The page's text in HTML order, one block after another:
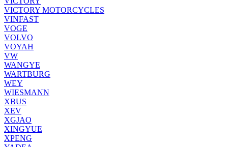
VICTORY MOTORCYCLES
VINFAST
VOGE
VOLVO
VOYAH
VW
WANGYE
WARTBURG
WEY
WIESMANN
XBUS
XEV
XGJAO
XINGYUE
XPENG